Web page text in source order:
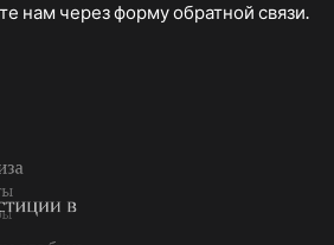
нам через форму обратной связи.